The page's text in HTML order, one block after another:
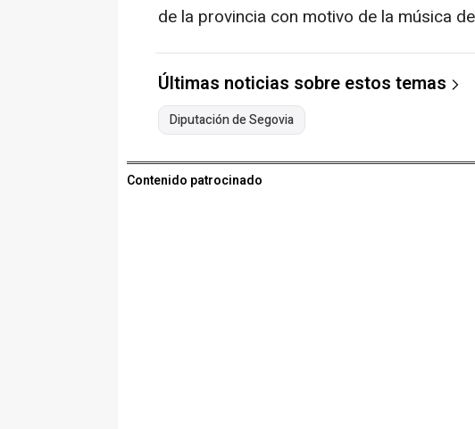
de la provincia con motivo de la música
Últimas noticias sobre estos temas
Diputación de Segovia
Contenido patrocinado